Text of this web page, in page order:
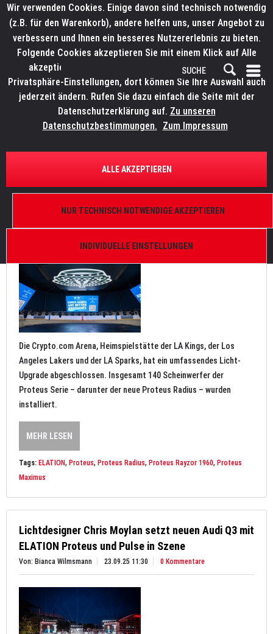
FILTERN
Crypto.com Arena setzt für neues Lichtkonzept auf
140 Proteus Movinglights
Von: Bianca Wilmsmann 13.01.26 11:45 0 Kommentare
Die Crypto.com Arena, Heimspielstätte der LA Kings, der Los
Angeles Lakers und der LA Sparks, hat ein umfassendes Licht-
Upgrade abgeschlossen. Insgesamt 140 Scheinwerfer der
Proteus Serie – darunter der neue Proteus Radius – wurden
installiert.
MEHR LESEN
Tags: ELATION, Proteus, Proteus Radius, Proteus Rayzor 1960, Proteus
Maximus
Lichtdesigner Chris Moylan setzt neuen Audi Q3 mit
ELATION Proteus und Pulse in Szene
Von: Bianca Wilmsmann 23.09.25 11:30 0 Kommentare
Wir verwenden Cookies. Einige davon sind technisch notwendig
(z.B. für den Warenkorb), andere helfen uns, unser Angebot zu
verbessern und Ihnen ein besseres Nutzererlebnis zu bieten.
Folgende Cookies akzeptieren Sie mit einem Klick auf Alle
akzeptieren. Weitere Informationen finden Sie in den
Privatsphäre-Einstellungen, dort können Sie Ihre Auswahl auch
jederzeit ändern. Rufen Sie dazu einfach die Seite mit der
Datenschutzerklärung auf. Zu unseren
Datenschutzbestimmungen. Zum Impressum
INDIVIDUELLE EINSTELLUNGEN
NUR TECHNISCH NOTWENDIGE AKZEPTIEREN
ALLE AKZEPTIEREN